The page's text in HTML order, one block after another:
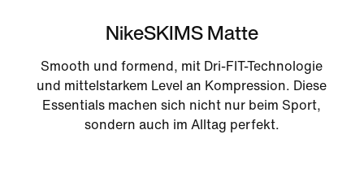
NikeSKIMS Matte
Smooth und formend, mit Dri-FIT-Technologie
und mittelstarkem Level an Kompression. Diese
Essentials machen sich nicht nur beim Sport,
sondern auch im Alltag perfekt.